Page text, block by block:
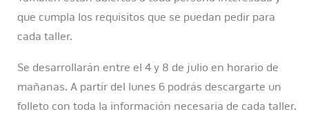
que cumpla los requisitos que se puedan pedir para
cada taller.
Se desarrollarán entre el 4 y 8 de julio en horario de
mañanas. A partír del lunes 6 podrás descargarte un
folleto con toda la información necesaria de cada taller.